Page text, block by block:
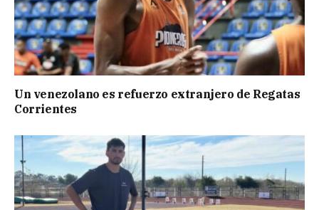
Un venezolano es refuerzo extranjero de Regatas
Corrientes